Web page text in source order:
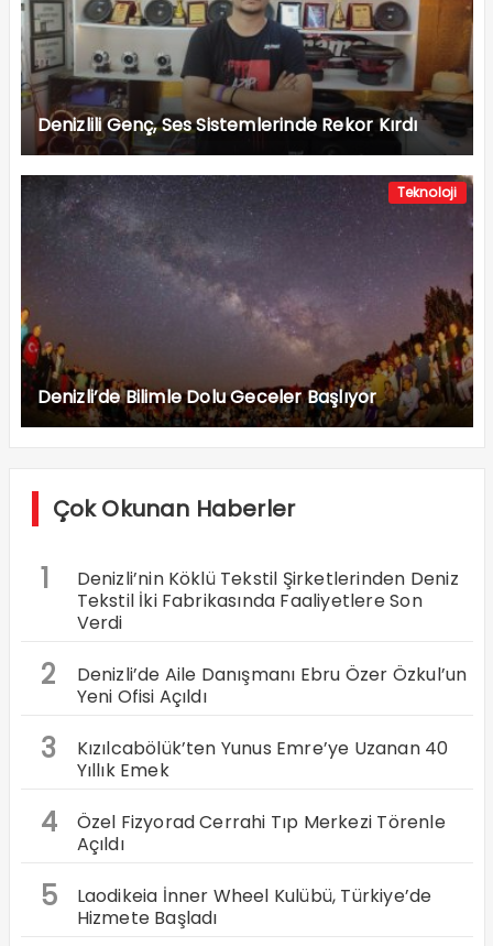
Denizlili Genç, Ses Sistemlerinde Rekor Kırdı
Teknoloji
Denizli’de Bilimle Dolu Geceler Başlıyor
Çok Okunan Haberler
1
Denizli’nin Köklü Tekstil Şirketlerinden Deniz
Tekstil İki Fabrikasında Faaliyetlere Son
Verdi
2
Denizli’de Aile Danışmanı Ebru Özer Özkul’un
Yeni Ofisi Açıldı
3
Kızılcabölük’ten Yunus Emre’ye Uzanan 40
Yıllık Emek
4
Özel Fizyorad Cerrahi Tıp Merkezi Törenle
Açıldı
5
Laodikeia İnner Wheel Kulübü, Türkiye’de
Hizmete Başladı